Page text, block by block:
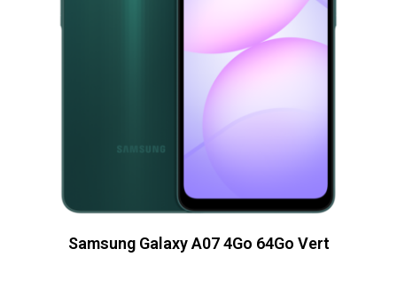
Samsung Galaxy A07 4Go 64Go Vert